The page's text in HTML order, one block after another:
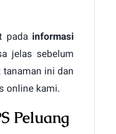
pada informasi
jelas sebelum
ini dan
online kami.
Peluang